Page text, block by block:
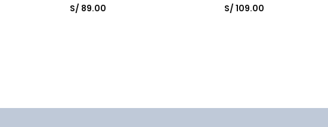
S/ 89.00 S/ 109.00